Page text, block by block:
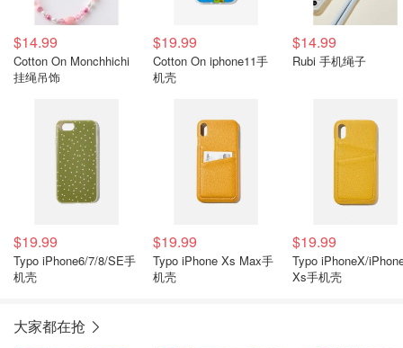
$14.99
Cotton On Monchhichi
挂绳吊饰
$19.99
Cotton On iphone11手
机壳
$14.99
Rubi 手机绳子
$19.99
Typo iPhone6/7/8/SE手
机壳
$19.99
Typo iPhone Xs Max手
机壳
$19.99
Typo iPhoneX/
Xs手机壳
大家都在抢